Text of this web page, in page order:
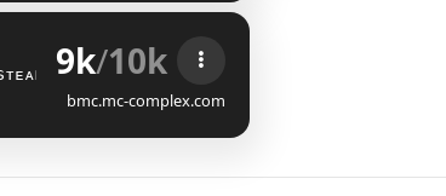
9k/10k
bmc.mc-complex.com